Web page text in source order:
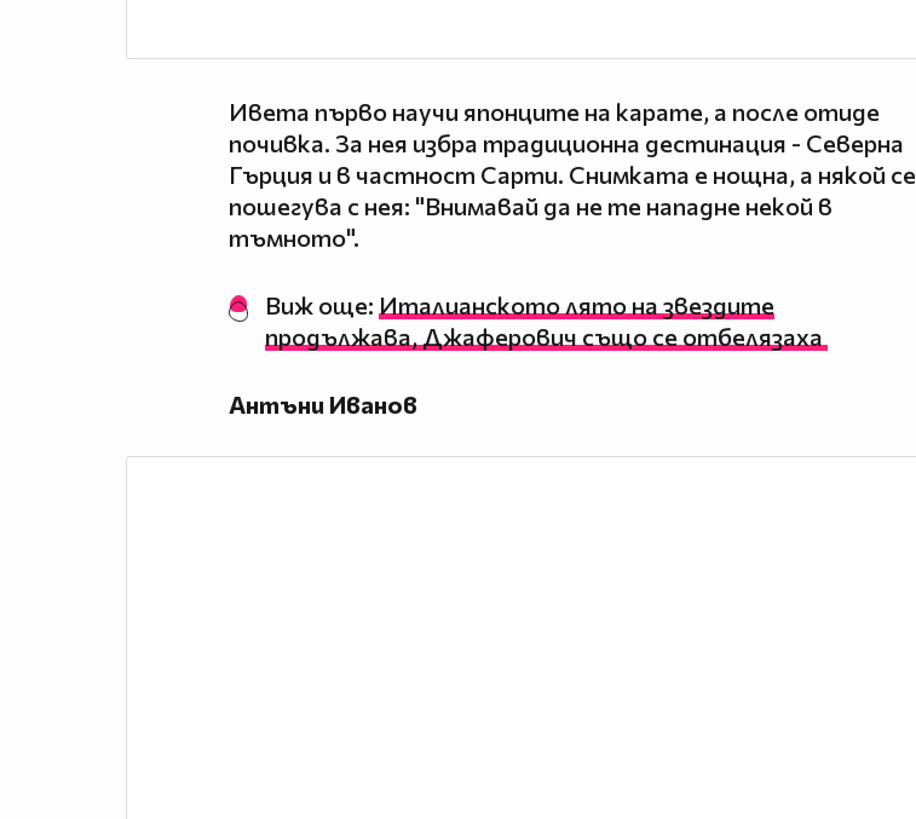
Ивета първо научи японците на карате, а после отиде
почивка. За нея избра традиционна дестинация - Северна
Гърция и в частност Сарти. Снимката е нощна, а някой се
пошегува с нея: "Внимавай да не те нападне некой в
тъмното".
Виж още: Италианското лято на звездите
продължава, Джаферович също се отбелязаха
Антъни Иванов